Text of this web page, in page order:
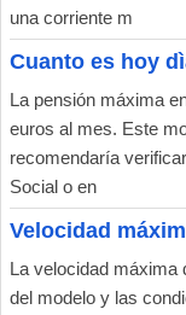
una corriente m
Cuanto es hoy
La pensión máxima
euros al mes. Este
recomendaría
Social o en
Velocidad
La velocidad máxima
del modelo y las